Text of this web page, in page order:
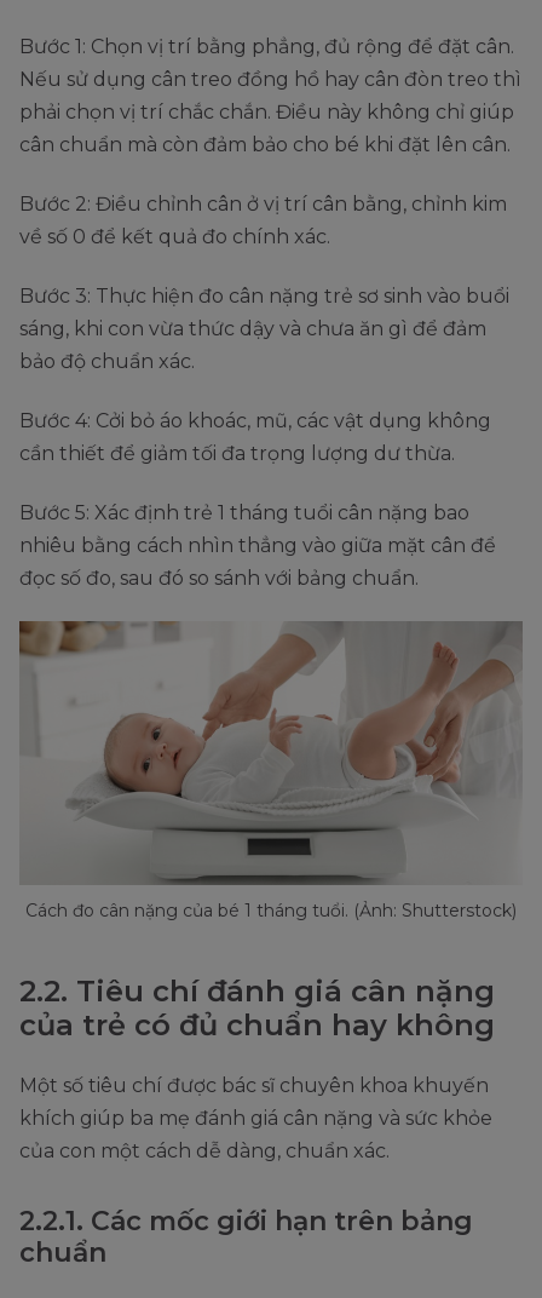
Bước 1: Chọn vị trí bằng phẳng, đủ rộng để đặt cân.
Nếu sử dụng cân treo đồng hồ hay cân đòn treo thì
phải chọn vị trí chắc chắn. Điều này không chỉ giúp
cân chuẩn mà còn đảm bảo cho bé khi đặt lên cân.
Bước 2: Điều chỉnh cân ở vị trí cân bằng, chỉnh kim
về số 0 để kết quả đo chính xác.
Bước 3: Thực hiện đo cân nặng trẻ sơ sinh vào buổi
sáng, khi con vừa thức dậy và chưa ăn gì để đảm
bảo độ chuẩn xác.
Bước 4: Cởi bỏ áo khoác, mũ, các vật dụng không
cần thiết để giảm tối đa trọng lượng dư thừa.
Bước 5: Xác định trẻ 1 tháng tuổi cân nặng bao
nhiêu bằng cách nhìn thẳng vào giữa mặt cân để
đọc số đo, sau đó so sánh với bảng chuẩn.
Cách đo cân nặng của bé 1 tháng tuổi. (Ảnh: Shutterstock)
2.2. Tiêu chí đánh giá cân nặng
của trẻ có đủ chuẩn hay không
Một số tiêu chí được bác sĩ chuyên khoa khuyến
khích giúp ba mẹ đánh giá cân nặng và sức khỏe
của con một cách dễ dàng, chuẩn xác.
2.2.1. Các mốc giới hạn trên bảng
chuẩn